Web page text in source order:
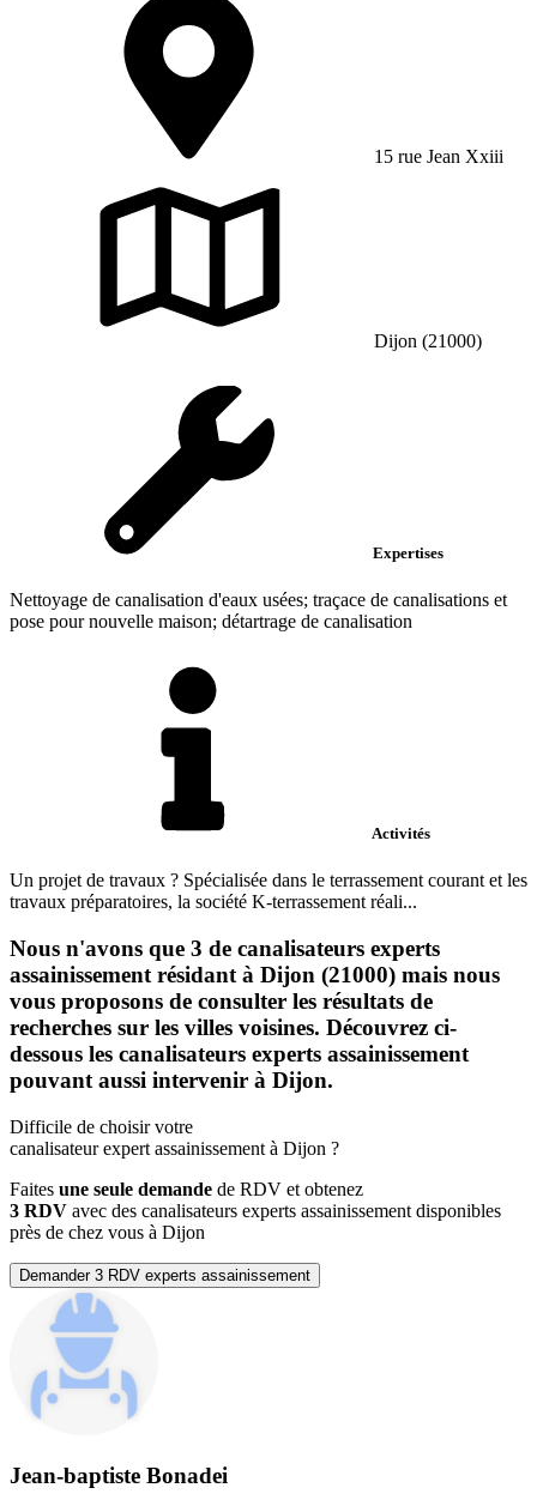
15 rue Jean Xxiii
Dijon (21000)
Expertises
Nettoyage de canalisation d'eaux usées; traçace de canalisations et
pose pour nouvelle maison; détartrage de canalisation
Activités
Un projet de travaux ? Spécialisée dans le terrassement courant et les
travaux préparatoires, la société K-terrassement réali...
Nous n'avons que 3 de canalisateurs experts
assainissement résidant à Dijon (21000) mais nous
vous proposons de consulter les résultats de
recherches sur les villes voisines. Découvrez ci-
dessous les canalisateurs experts assainissement
pouvant aussi intervenir à Dijon.
Difficile de choisir votre
canalisateur expert assainissement à Dijon ?
Faites une seule demande de RDV et obtenez
3 RDV avec des canalisateurs experts assainissement disponibles
près de chez vous à Dijon
Demander 3 RDV experts assainissement
Jean-baptiste Bonadei